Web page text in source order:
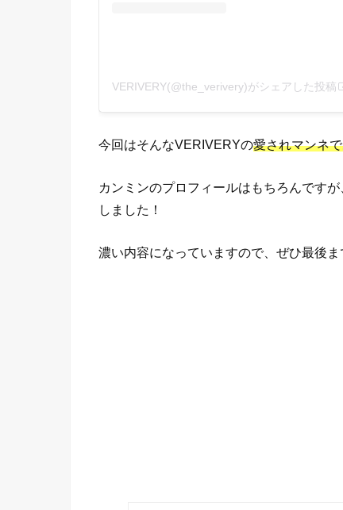
VERIVERY(@the_verivery)がシェアした投稿
今回はそんなVERIVERYの愛されマンネ
カンミンのプロフィールはもちろんです
しました！
濃い内容になっていますので、ぜひ最後ま